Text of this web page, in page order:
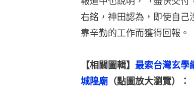
右銘，神田認為，即使自己
靠辛勤的工作而獲得回報。
【相關圖輯】 最索台灣玄學
城隍廟 （點圖放大瀏覽）：